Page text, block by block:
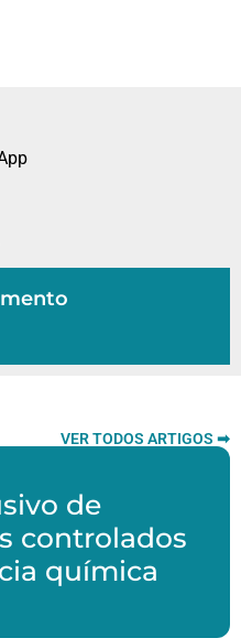
VER TODOS ARTIGOS ➡
de
controlados
química